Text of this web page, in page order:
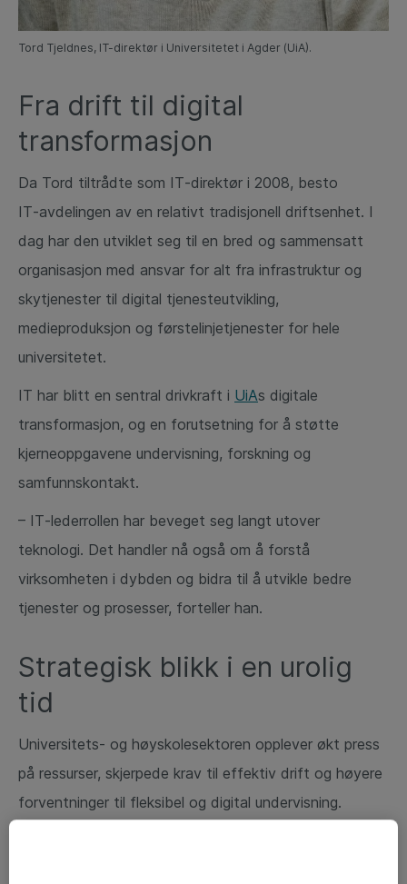
Tord Tjeldnes, IT-direktør i Universitetet i Agder (UiA).
Fra drift til digital
transformasjon
Da Tord tiltrådte som IT‑direktør i 2008, besto
IT‑avdelingen av en relativt tradisjonell driftsenhet. I
dag har den utviklet seg til en bred og sammensatt
organisasjon med ansvar for alt fra infrastruktur og
skytjenester til digital tjenesteutvikling,
medieproduksjon og førstelinjetjenester for hele
universitetet.
IT har blitt en sentral drivkraft i UiAs digitale
transformasjon, og en forutsetning for å støtte
kjerneoppgavene undervisning, forskning og
samfunnskontakt.
– IT‑lederrollen har beveget seg langt utover
teknologi. Det handler nå også om å forstå
virksomheten i dybden og bidra til å utvikle bedre
tjenester og prosesser, forteller han.
Strategisk blikk i en urolig
tid
Universitets‑ og høyskolesektoren opplever økt press
på ressurser, skjerpede krav til effektiv drift og høyere
forventninger til fleksibel og digital undervisning.